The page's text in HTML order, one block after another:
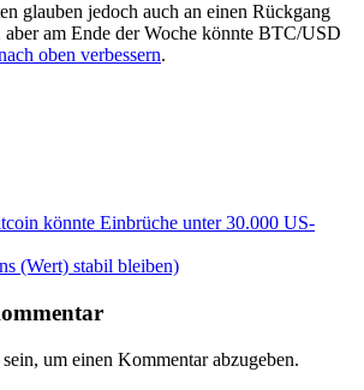
glauben jedoch auch an einen Rückgang
aber am Ende der Woche könnte BTC/USD
oben verbessern.
könnte Einbrüche unter 30.000 US-
(Wert) stabil bleiben)
sein, um einen Kommentar abzugeben.